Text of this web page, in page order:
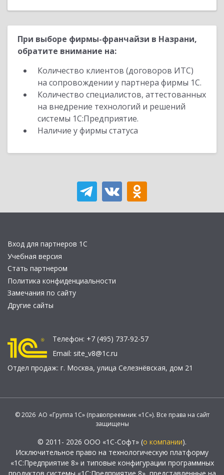
При выборе фирмы-франчайзи в Назрани,
обратите внимание на:
Количество клиентов (договоров ИТС)
на сопровождении у партнера фирмы 1С.
Количество специалистов, аттестованных
на внедрение технологий и решений
системы 1С:Предприятие.
Наличие у фирмы статуса
Вход для партнеров 1С
Учебная версия
Стать партнером
Политика конфиденциальности
Замечания по сайту
Другие сайты
Телефон: +7 (495) 737-92-57
Email: site_v8@1c.ru
Отдел продаж: г. Москва, улица Селезнёвская, дом 21
© 2026 АО «Группа 1С» (правопреемник «1С»). Все права на сайт
защищены
© 2011- 2026 ООО «1С-Софт» (о компании).
Исключительное право на технологическую платформу
«1С:Предприятие 8» и типовые конфигурации программных